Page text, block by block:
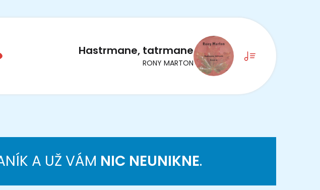
Hastrmane, tatrmane
RONY MARTON
A UŽ VÁM NIC NEUNIKNE.